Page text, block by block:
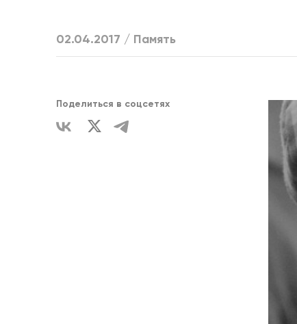
02.04.2017 / Память
Поделиться в соцсетях